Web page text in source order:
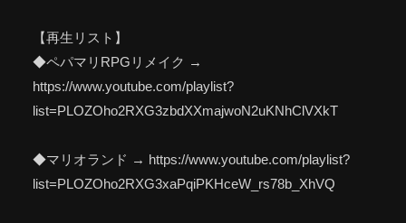
【再生リスト】
◆ペパマリRPGリメイク →
https://www.youtube.com/playlist?
list=PLOZOho2RXG3zbdXXmajwoN2uKNhClVXkT
◆マリオランド → https://www.youtube.com/playlist?
list=PLOZOho2RXG3xaPqiPKHceW_rs78b_XhVQ